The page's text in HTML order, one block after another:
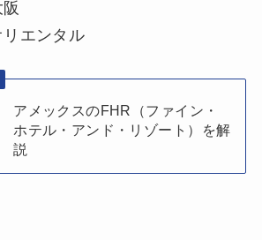
エンタル
アメックスのFHR（ファイン・
ホテル・アンド・リゾート）を解
説